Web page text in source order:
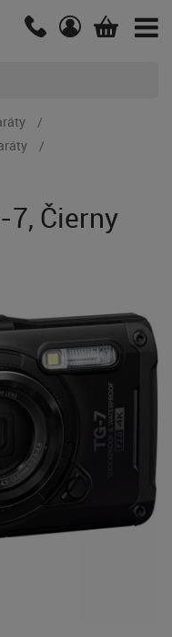
7, Čierny